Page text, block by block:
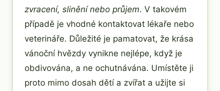
zvracení, slinění nebo průjem. V takovém
případě je vhodné kontaktovat lékaře nebo
veterináře. Důležité je pamatovat, že krása
vánoční hvězdy vynikne nejlépe, když je
obdivována, a ne ochutnávána. Umístěte ji
proto mimo dosah dětí a zvířat a užijte si